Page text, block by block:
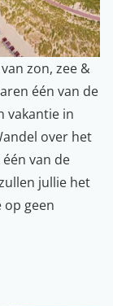
zon, zee &
één van de
vakantie in
over het
van de
jullie het
op geen